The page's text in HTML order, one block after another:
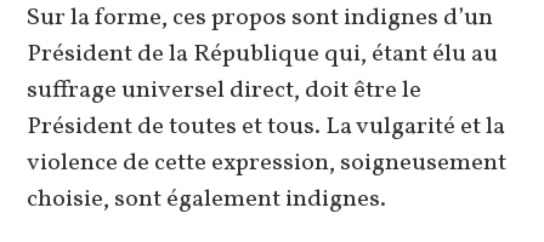
Sur la forme, ces propos sont indignes d’un
Président de la République qui, étant élu au
suffrage universel direct, doit être le
Président de toutes et tous. La vulgarité et la
violence de cette expression, soigneusement
choisie, sont également indignes.